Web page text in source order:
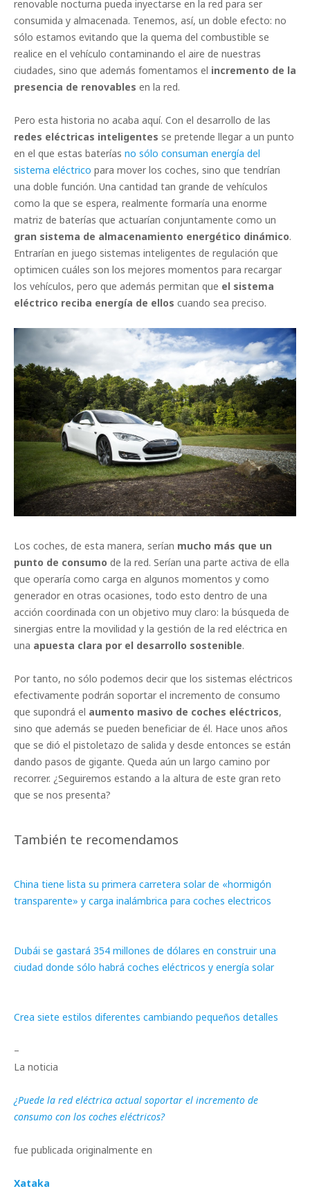
renovable nocturna pueda inyectarse en la red para ser
consumida y almacenada. Tenemos, así, un doble efecto: no
sólo estamos evitando que la quema del combustible se
realice en el vehículo contaminando el aire de nuestras
ciudades, sino que además fomentamos el incremento de la
presencia de renovables en la red.
Pero esta historia no acaba aquí. Con el desarrollo de las
redes eléctricas inteligentes se pretende llegar a un punto
en el que estas baterías no sólo consuman energía del
sistema eléctrico para mover los coches, sino que tendrían
una doble función. Una cantidad tan grande de vehículos
como la que se espera, realmente formaría una enorme
matriz de baterías que actuarían conjuntamente como un
gran sistema de almacenamiento energético dinámico.
Entrarían en juego sistemas inteligentes de regulación que
optimicen cuáles son los mejores momentos para recargar
los vehículos, pero que además permitan que el sistema
eléctrico reciba energía de ellos cuando sea preciso.
Los coches, de esta manera, serían mucho más que un
punto de consumo de la red. Serían una parte activa de ella
que operaría como carga en algunos momentos y como
generador en otras ocasiones, todo esto dentro de una
acción coordinada con un objetivo muy claro: la búsqueda de
sinergias entre la movilidad y la gestión de la red eléctrica en
una apuesta clara por el desarrollo sostenible.
Por tanto, no sólo podemos decir que los sistemas eléctricos
efectivamente podrán soportar el incremento de consumo
que supondrá el aumento masivo de coches eléctricos,
sino que además se pueden beneficiar de él. Hace unos años
que se dió el pistoletazo de salida y desde entonces se están
dando pasos de gigante. Queda aún un largo camino por
recorrer. ¿Seguiremos estando a la altura de este gran reto
que se nos presenta?
También te recomendamos
China tiene lista su primera carretera solar de «hormigón
transparente» y carga inalámbrica para coches electricos
Dubái se gastará 354 millones de dólares en construir una
ciudad donde sólo habrá coches eléctricos y energía solar
Crea siete estilos diferentes cambiando pequeños detalles
–
La noticia
¿Puede la red eléctrica actual soportar el incremento de
consumo con los coches eléctricos?
fue publicada originalmente en
Xataka